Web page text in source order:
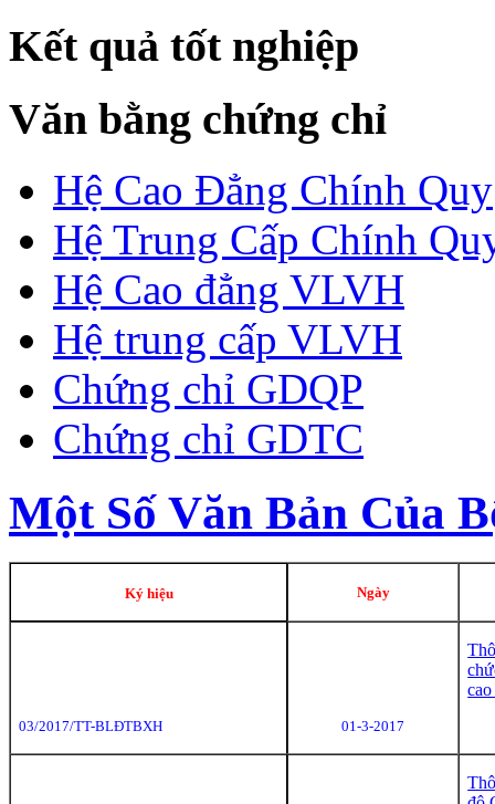
Kết quả tốt nghiệp
Văn bằng chứng chỉ
Hệ Cao Đẳng Chính Quy
Hệ Trung Cấp Chính
Hệ Cao đẳng VLVH
Hệ trung cấp VLVH
Chứng chỉ GDQP
Chứng chỉ GDTC
Một Số Văn Bản Của
Ký hiệu Ngày
03/2017/TT-BLĐTBXH 01-3-2017